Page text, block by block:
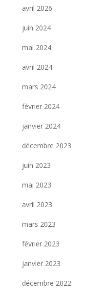
avril 2026
juin 2024
mai 2024
avril 2024
mars 2024
février 2024
janvier 2024
décembre 2023
juin 2023
mai 2023
avril 2023
mars 2023
février 2023
janvier 2023
décembre 2022